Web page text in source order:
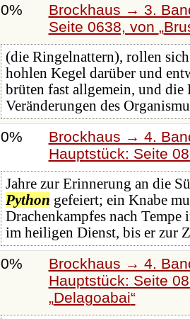
0%
Brockhaus → 3.
Seite 0638, von
(die Ringelnattern), rollen
hohlen Kegel darüber und
brüten fast allgemein, und
Veränderungen des
0%
Brockhaus → 4.
Hauptstück: Seite
Jahre zur Erinnerung an die
Python gefeiert; ein Knabe
Drachenkampfes nach
im heiligen Dienst, bis er zur
0%
Brockhaus → 4.
Hauptstück: Seite
Delagoabai